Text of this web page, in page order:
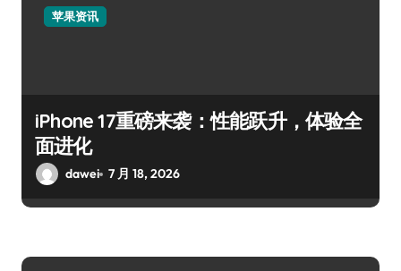
苹果资讯
iPhone 17重磅来袭：性能跃升，体验全
面进化
dawei 7 月 18, 2026